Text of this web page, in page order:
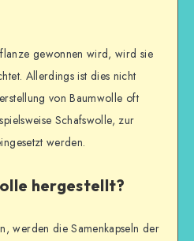
gewonnen wird, wird sie
Allerdings ist dies nicht
von Baumwolle oft
Schafswolle, zur
werden.
hergestellt?
werden die Samenkapseln der